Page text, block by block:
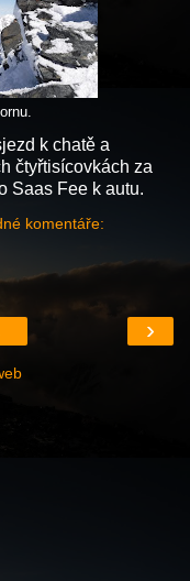
k chatě a
čtyřtisícovkách za
Saas Fee k autu.
komentáře:
›